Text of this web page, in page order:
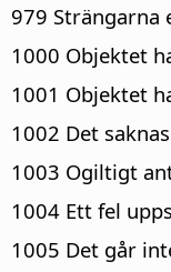
979
1000 Objektet
1001 Objektet
1002 Det
1003 Ogiltigt
1004 Ett fel
1005 Det går